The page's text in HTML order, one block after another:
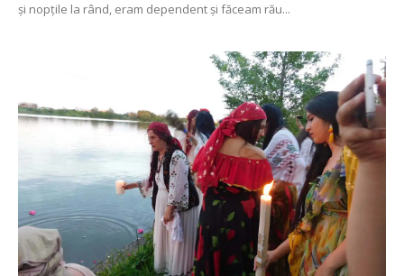
și nopțile la rând, eram dependent și făceam rău...